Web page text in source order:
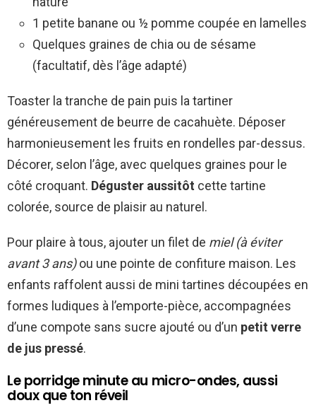
1 petite banane ou ½ pomme coupée en lamelles
Quelques graines de chia ou de sésame
(facultatif, dès l’âge adapté)
Toaster la tranche de pain puis la tartiner
généreusement de beurre de cacahuète. Déposer
harmonieusement les fruits en rondelles par-dessus.
Décorer, selon l’âge, avec quelques graines pour le
côté croquant. Déguster aussitôt cette tartine
colorée, source de plaisir au naturel.
Pour plaire à tous, ajouter un filet de miel (à éviter
avant 3 ans)ou une pointe de confiture maison. Les
enfants raffolent aussi de mini tartines découpées en
formes ludiques à l’emporte-pièce, accompagnées
d’une compote sans sucre ajouté ou d’un petit verre
de jus pressé.
Le porridge minute au micro-ondes, aussi
doux que ton réveil